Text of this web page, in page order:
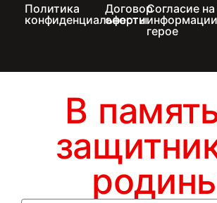
Политика
конфиденциальности
Договор
оферты
Согласие
герое
В